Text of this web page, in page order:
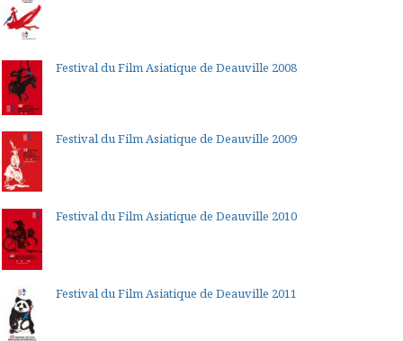
Festival du Film Asiatique de Deauville 2008
Festival du Film Asiatique de Deauville 2009
Festival du Film Asiatique de Deauville 2010
Festival du Film Asiatique de Deauville 2011